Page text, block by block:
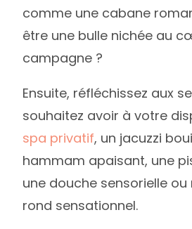
comme une cabane
être une bulle nichée au
campagne ?
Ensuite, réfléchissez aux
souhaitez avoir à votre
spa privatif, un jacuzzi
hammam apaisant, une
une douche sensorielle ou
rond sensationnel.